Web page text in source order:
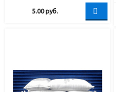
5.00руб.